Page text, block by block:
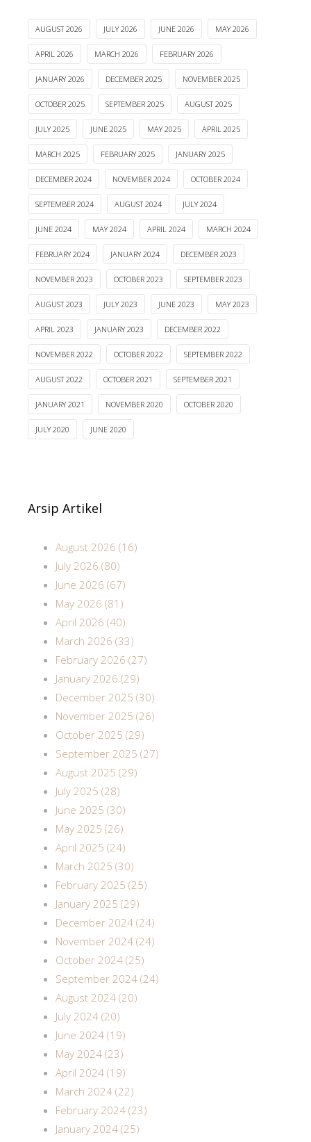
AUGUST 2026 JULY 2026 JUNE 2026 MAY 2026
APRIL 2026 MARCH 2026 FEBRUARY 2026
JANUARY 2026 DECEMBER 2025 NOVEMBER 2025
OCTOBER 2025 SEPTEMBER 2025 AUGUST 2025
JULY 2025 JUNE 2025 MAY 2025 APRIL 2025
MARCH 2025 FEBRUARY 2025 JANUARY 2025
DECEMBER 2024 NOVEMBER 2024 OCTOBER 2024
SEPTEMBER 2024 AUGUST 2024 JULY 2024
JUNE 2024 MAY 2024 APRIL 2024 MARCH 2024
FEBRUARY 2024 JANUARY 2024 DECEMBER 2023
NOVEMBER 2023 OCTOBER 2023 SEPTEMBER 2023
AUGUST 2023 JULY 2023 JUNE 2023 MAY 2023
APRIL 2023 JANUARY 2023 DECEMBER 2022
NOVEMBER 2022 OCTOBER 2022 SEPTEMBER 2022
AUGUST 2022 OCTOBER 2021 SEPTEMBER 2021
JANUARY 2021 NOVEMBER 2020 OCTOBER 2020
JULY 2020 JUNE 2020
Arsip Artikel
August 2026 (16)
July 2026 (80)
June 2026 (67)
May 2026 (81)
April 2026 (40)
March 2026 (33)
February 2026 (27)
January 2026 (29)
December 2025 (30)
November 2025 (26)
October 2025 (29)
September 2025 (27)
August 2025 (29)
July 2025 (28)
June 2025 (30)
May 2025 (26)
April 2025 (24)
March 2025 (30)
February 2025 (25)
January 2025 (29)
December 2024 (24)
November 2024 (24)
October 2024 (25)
September 2024 (24)
August 2024 (20)
July 2024 (20)
June 2024 (19)
May 2024 (23)
April 2024 (19)
March 2024 (22)
February 2024 (23)
January 2024 (25)